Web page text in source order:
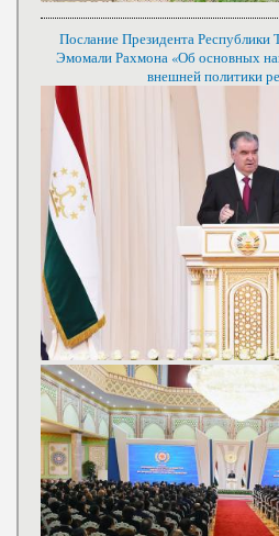
Послание Президента Республики
Эмомали Рахмона «Об основных
внешней политики